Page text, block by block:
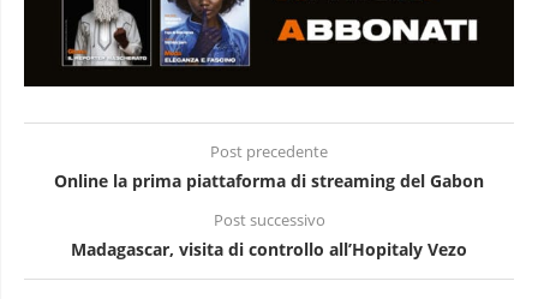
Post precedente
Online la prima piattaforma di streaming del Gabon
Post successivo
Madagascar, visita di controllo all’Hopitaly Vezo